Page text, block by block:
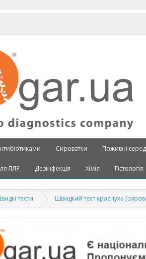
Сироватки Поживні
ПЛР Дезінфекція Хімія Гістологія
тести Швидкий тест краснуха